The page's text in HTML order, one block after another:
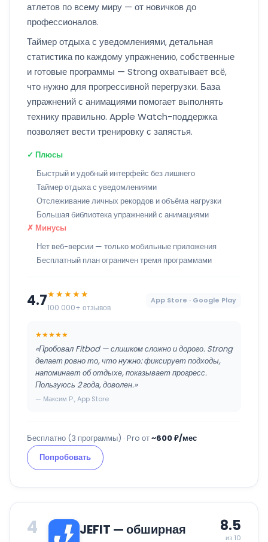
атлетов по всему миру — от новичков до
профессионалов.
Таймер отдыха с уведомлениями, детальная
статистика по каждому упражнению, собственные
и готовые программы — Strong охватывает всё,
что нужно для прогрессивной перегрузки. База
упражнений с анимациями помогает выполнять
технику правильно. Apple Watch-поддержка
позволяет вести тренировку с запястья.
✓ Плюсы
Быстрый и удобный интерфейс без лишнего
Таймер отдыха с уведомлениями
Отслеживание личных рекордов и объёма нагрузки
Большая библиотека упражнений с анимациями
✗ Минусы
Нет веб-версии — только мобильные приложения
Бесплатный план ограничен тремя программами
4.7★★★★★
100 000+ отзывов
App Store · Google Play
★★★★★
«Пробовал Fitbod — слишком сложно и дорого. Strong
делает ровно то, что нужно: фиксирует подходы,
напоминает об отдыхе, показывает прогресс.
Пользуюсь 2 года, доволен.»
— Максим Р., App Store
Бесплатно (3 программы) · Pro от~600 ₽/мес
Попробовать
4
JEFIT — обширная
8.5
из 10